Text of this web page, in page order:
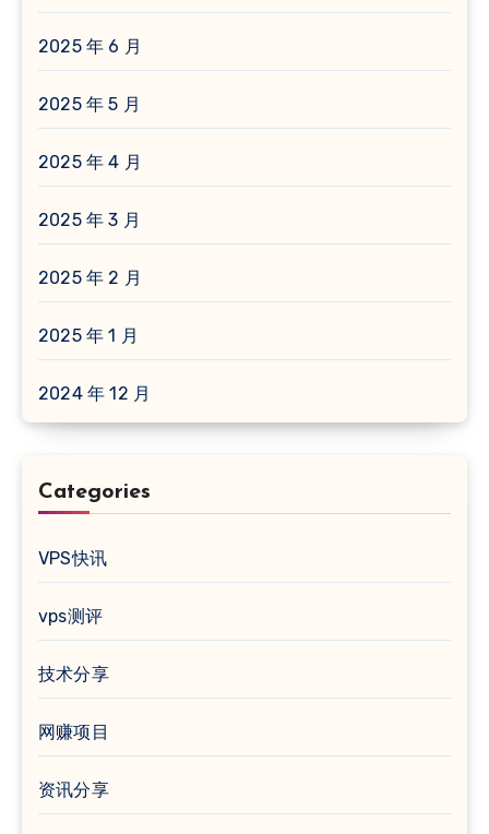
2025 年 6 月
2025 年 5 月
2025 年 4 月
2025 年 3 月
2025 年 2 月
2025 年 1 月
2024 年 12 月
Categories
VPS快讯
vps测评
技术分享
网赚项目
资讯分享